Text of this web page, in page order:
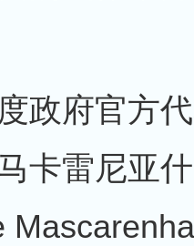
府官方代
卡雷尼亚什